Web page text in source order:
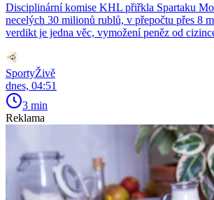
Disciplinární komise KHL přiřkla Spartaku
necelých 30 milionů rublů, v přepočtu přes 8
verdikt je jedna věc, vymožení peněz od
SportyŽivě
dnes, 04:51
3 min
Reklama